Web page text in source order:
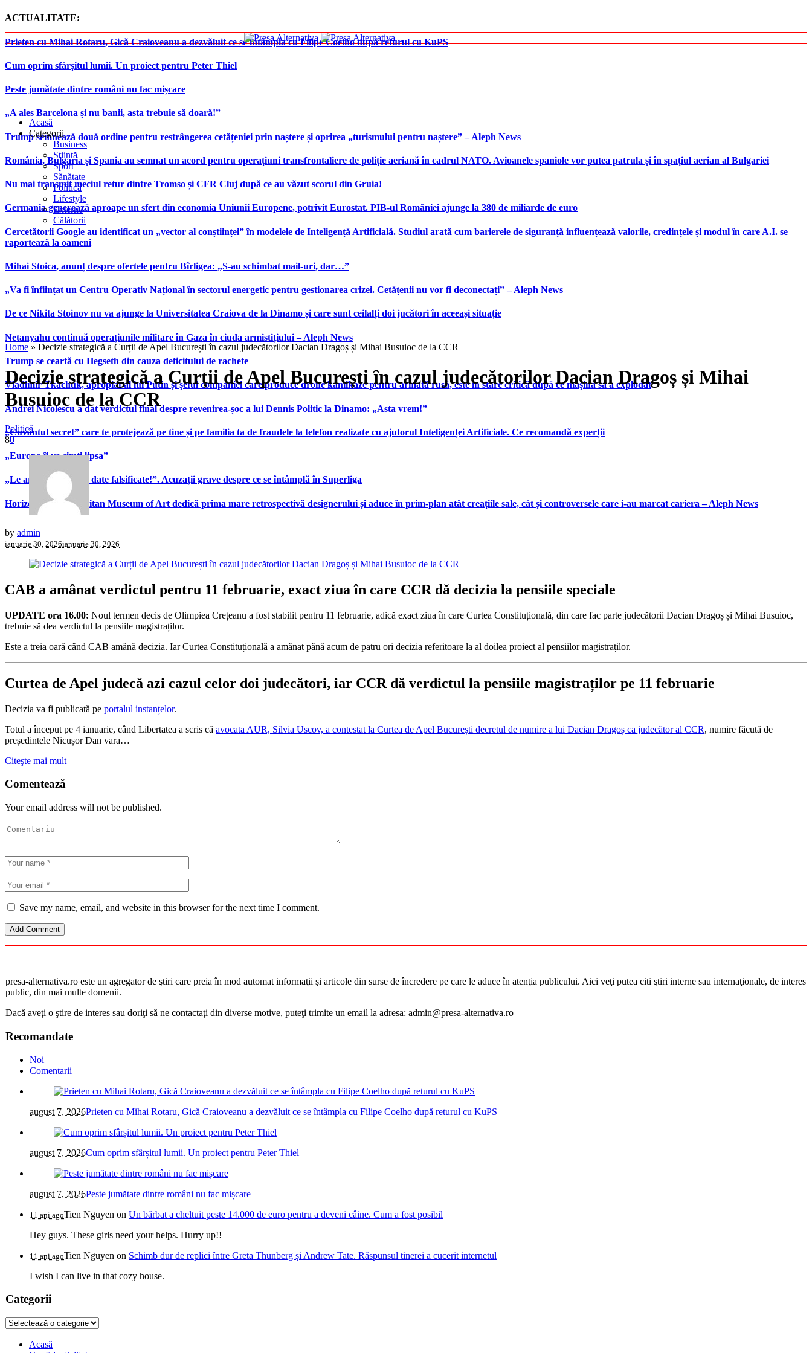
ACTUALITATE:
Prieten cu Mihai Rotaru, Gică Craioveanu a dezvăluit ce se întâmpla cu Filipe Coelho după returul cu KuPS
Cum oprim sfârșitul lumii. Un proiect pentru Peter Thiel
Peste jumătate dintre români nu fac mișcare
„A ales Barcelona și nu banii, asta trebuie să doară!”
Trump semnează două ordine pentru restrângerea cetățeniei prin naștere și oprirea „turismului pentru naștere” – Aleph News
România, Bulgaria și Spania au semnat un acord pentru operațiuni transfrontaliere de poliție aeriană în cadrul NATO. Avioanele spaniole vor putea patrula și în spațiul aerian al Bulgariei
Nu mai transmit meciul retur dintre Tromso și CFR Cluj după ce au văzut scorul din Gruia!
Germania generează aproape un sfert din economia Uniunii Europene, potrivit Eurostat. PIB-ul României ajunge la 380 de miliarde de euro
Cercetătorii Google au identificat un „vector al conștiinței” în modelele de Inteligență Artificială. Studiul arată cum barierele de siguranță influențează valorile, credințele și modul în care A.I. se
raportează la oameni
Mihai Stoica, anunț despre ofertele pentru Bîrligea: „S-au schimbat mail-uri, dar…”
„Va fi înființat un Centru Operativ Național în sectorul energetic pentru gestionarea crizei. Cetățenii nu vor fi deconectați” – Aleph News
De ce Nikita Stoinov nu va ajunge la Universitatea Craiova de la Dinamo și care sunt ceilalți doi jucători în aceeași situație
Netanyahu continuă operațiunile militare în Gaza în ciuda armistițiului – Aleph News
Trump se ceartă cu Hegseth din cauza deficitului de rachete
Vladimir Tkachuk, apropiat al lui Putin și șeful companiei care produce drone kamikaze pentru armată rusă, este în stare critică după ce mașina sa a explodat
Andrei Nicolescu a dat verdictul final despre revenirea-șoc a lui Dennis Politic la Dinamo: „Asta vrem!”
„Cuvântul secret” care te protejează pe tine și pe familia ta de fraudele la telefon realizate cu ajutorul Inteligenței Artificiale. Ce recomandă experții
„Europa îi va simți lipsa”
„Le arată patronilor date falsificate!”. Acuzații grave despre ce se întâmplă în Superliga
Horizons”. Metropolitan Museum of Art dedică prima mare retrospectivă designerului și aduce în prim-plan atât creațiile sale, cât și controversele care i-au marcat cariera – Aleph News
Acasă
Categorii
Business
Știință
Sport
Sănătate
Politică
Lifestyle
Externe
Călătorii
Home » Decizie strategică a Curții de Apel București în cazul judecătorilor Dacian Dragoș și Mihai Busuioc de la CCR
Decizie strategică a Curții de Apel București în cazul judecătorilor Dacian Dragoș și Mihai
Busuioc de la CCR
Politică
80
by admin
ianuarie 30, 2026ianuarie 30, 2026
CAB a amânat verdictul pentru 11 februarie, exact ziua în care CCR dă decizia la pensiile speciale
UPDATE ora 16.00: Noul termen decis de Olimpiea Crețeanu a fost stabilit pentru 11 februarie, adică exact ziua în care Curtea Constituțională, din care fac parte judecătorii Dacian Dragoș și Mihai Busuioc,
trebuie să dea verdictul la pensiile magistraților.
Este a treia oară când CAB amână decizia. Iar Curtea Constituțională a amânat până acum de patru ori decizia referitoare la al doilea proiect al pensiilor magistraților.
Curtea de Apel judecă azi cazul celor doi judecători, iar CCR dă verdictul la pensiile magistraților pe 11 februarie
Decizia va fi publicată pe portalul instanțelor.
Totul a început pe 4 ianuarie, când Libertatea a scris că avocata AUR, Silvia Uscov, a contestat la Curtea de Apel București decretul de numire a lui Dacian Dragoș ca judecător al CCR, numire făcută de
președintele Nicușor Dan vara…
Citeşte mai mult
Comentează
Your email address will not be published.
Save my name, email, and website in this browser for the next time I comment.
presa-alternativa.ro este un agregator de ştiri care preia în mod automat informaţii şi articole din surse de încredere pe care le aduce în atenţia publicului. Aici veţi putea citi ştiri interne sau internaţionale, de interes
public, din mai multe domenii.
Dacă aveţi o ştire de interes sau doriţi să ne contactaţi din diverse motive, puteţi trimite un email la adresa: admin@presa-alternativa.ro
Recomandate
Noi
Comentarii
august 7, 2026Prieten cu Mihai Rotaru, Gică Craioveanu a dezvăluit ce se întâmpla cu Filipe Coelho după returul cu KuPS
august 7, 2026Cum oprim sfârșitul lumii. Un proiect pentru Peter Thiel
august 7, 2026Peste jumătate dintre români nu fac mișcare
11 ani agoTien Nguyen on Un bărbat a cheltuit peste 14.000 de euro pentru a deveni câine. Cum a fost posibil
Hey guys. These girls need your helps. Hurry up!!
11 ani agoTien Nguyen on Schimb dur de replici între Greta Thunberg și Andrew Tate. Răspunsul tinerei a cucerit internetul
I wish I can live in that cozy house.
Categorii
Categorii
Acasă